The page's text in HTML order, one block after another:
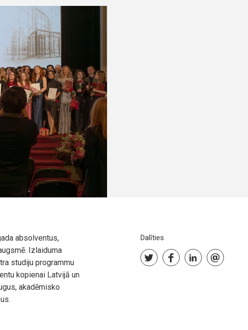
absolventus,
Izlaiduma
studiju programmu
kopienai Latvijā un
akadēmisko
Dalīties